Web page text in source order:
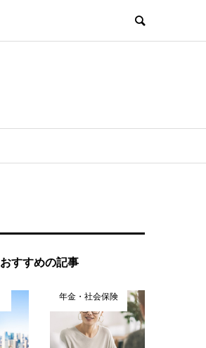
おすすめの記事
年金・社会保険